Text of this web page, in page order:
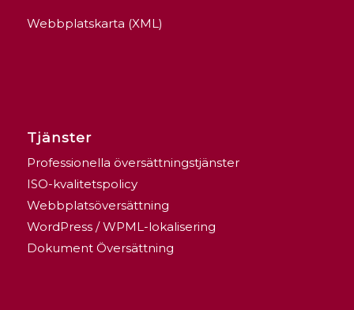
Webbplatskarta (XML)
Tjänster
Professionella översättningstjänster
ISO-kvalitetspolicy
Webbplatsöversättning
WordPress / WPML-lokalisering
Dokument Översättning